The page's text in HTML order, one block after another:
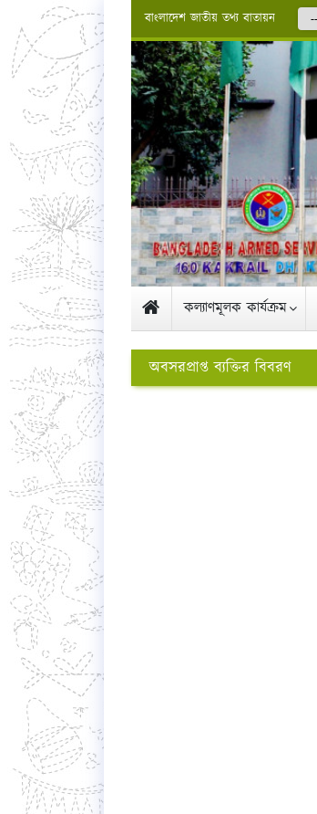
বাংলাদেশ জাতীয় তথ্য বাতায়ন
কল্যাণমূলক কার্যক্রম
অবসরপ্রাপ্ত ব্যক্তির বিবরণ